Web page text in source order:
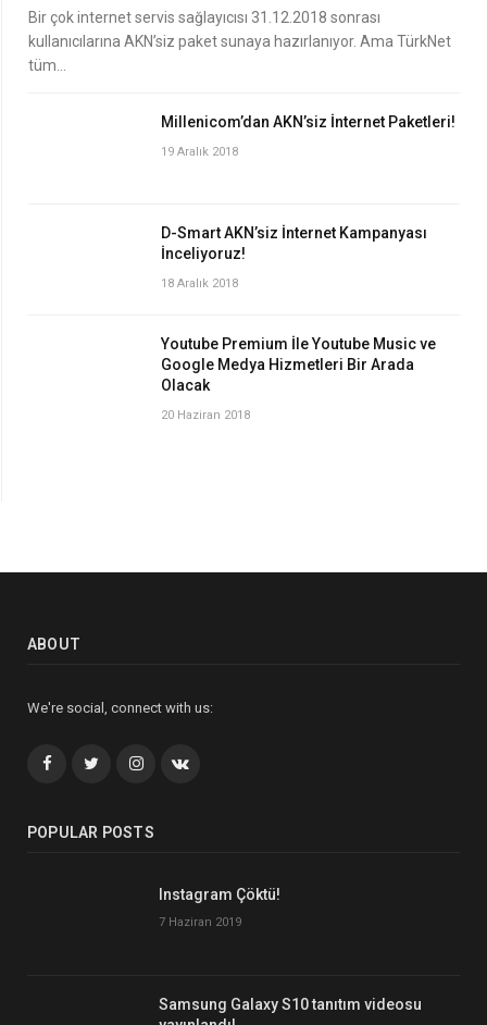
Bir çok internet servis sağlayıcısı 31.12.2018 sonrası
kullanıcılarına AKN’siz paket sunaya hazırlanıyor. Ama TürkNet
tüm…
Millenicom’dan AKN’siz İnternet Paketleri!
19 Aralık 2018
D-Smart AKN’siz İnternet Kampanyası
İnceliyoruz!
18 Aralık 2018
Youtube Premium İle Youtube Music ve
Google Medya Hizmetleri Bir Arada
Olacak
20 Haziran 2018
ABOUT
We're social, connect with us:
FacebookTwitterİnstagram+
VK
POPULAR POSTS
Instagram Çöktü!
7 Haziran 2019
Samsung Galaxy S10 tanıtım videosu